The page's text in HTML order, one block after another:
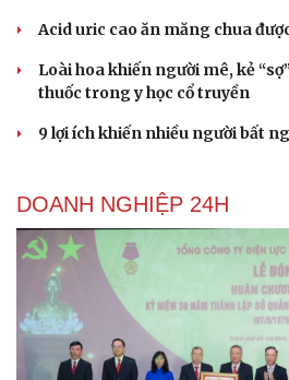
Acid uric cao ăn măng chua
Loài hoa khiến người mê, kẻ
thuốc trong y học cổ truyền
9 lợi ích khiến nhiều người bất
DOANH NGHIỆP 24H